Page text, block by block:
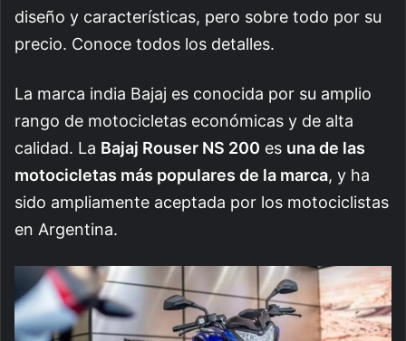
diseño y características, pero sobre todo por su
precio. Conoce todos los detalles.
La marca india Bajaj es conocida por su amplio
rango de motocicletas económicas y de alta
calidad. La Bajaj Rouser NS 200 es una de las
motocicletas más populares de la marca, y ha
sido ampliamente aceptada por los motociclistas
en Argentina.